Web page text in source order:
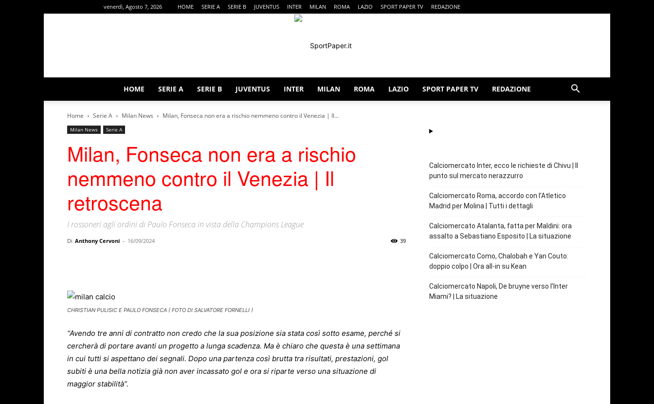
venerdì, Agosto 7, 2026 HOME SERIE A SERIE B JUVENTUS INTER MILAN ROMA LAZIO SPORT PAPER TV REDAZIONE
HOME SERIE A SERIE B JUVENTUS INTER MILAN ROMA LAZIO SPORT PAPER TV REDAZIONE
Home Serie A Milan News Milan, Fonseca non era a rischio nemmeno contro il Venezia | Il...
Milan News Serie A
Milan, Fonseca non era a rischio
nemmeno contro il Venezia | Il
retroscena
I rossoneri agli ordini di Paulo Fonseca in vista della Champions League
Di Anthony Cervoni - 16/09/2024 39
CHRISTIAN PULISIC E PAULO FONSECA ( FOTO DI SALVATORE FORNELLI )
“Avendo tre anni di contratto non credo che la sua posizione sia stata così sotto esame, perché si
cercherà di portare avanti un progetto a lunga scadenza. Ma è chiaro che questa è una settimana
in cui tutti si aspettano dei segnali. Dopo una partenza così brutta tra risultati, prestazioni, gol
subiti è una bella notizia già non aver incassato gol e ora si riparte verso una situazione di
maggior stabilità”.
Calciomercato Inter, ecco le richieste di Chivu | Il
punto sul mercato nerazzurro
Calciomercato Roma, accordo con l’Atletico
Madrid per Molina | Tutti i dettagli
Calciomercato Atalanta, fatta per Maldini: ora
assalto a Sebastiano Esposito | La situazione
Calciomercato Como, Chalobah e Yan Couto:
doppio colpo | Ora all-in su Kean
Calciomercato Napoli, De bruyne verso l’Inter
Miami? | La situazione